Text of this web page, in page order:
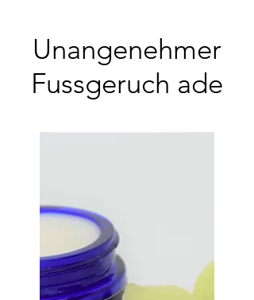
Unangenehmer
Fussgeruch ade